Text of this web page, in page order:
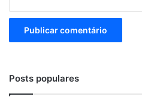
Posts populares